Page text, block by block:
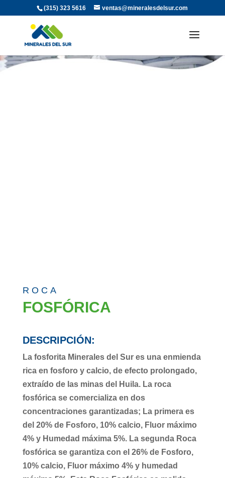
(315) 323 5616 ventas@mineralesdelsur.com
ROCA
FOSFÓRICA
DESCRIPCIÓN:
La fosforita Minerales del Sur es una enmienda
rica en fosforo y calcio, de efecto prolongado,
extraído de las minas del Huila. La roca
fosfórica se comercializa en dos
concentraciones garantizadas; La primera es
del 20% de Fosforo, 10% calcio, Fluor máximo
4% y Humedad máxima 5%. La segunda Roca
fosfórica se garantiza con el 26% de Fosforo,
10% calcio, Fluor máximo 4% y humedad